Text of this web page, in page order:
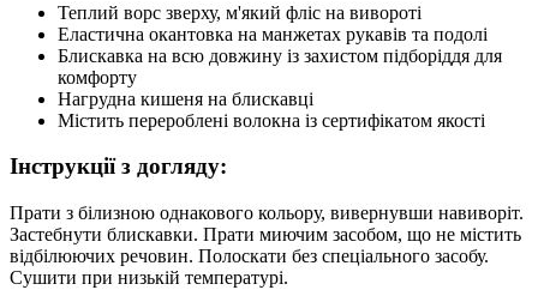
Теплий ворс зверху, м'який фліс на вивороті
Еластична окантовка на манжетах рукавів та подолі
Блискавка на всю довжину із захистом підборіддя для
комфорту
Нагрудна кишеня на блискавці
Містить перероблені волокна із сертифікатом якості
Інструкції з догляду:
Прати з білизною однакового кольору, вивернувши навиворіт.
Застебнути блискавки. Прати миючим засобом, що не містить
відбілюючих речовин. Полоскати без спеціального засобу.
Сушити при низькій температурі.